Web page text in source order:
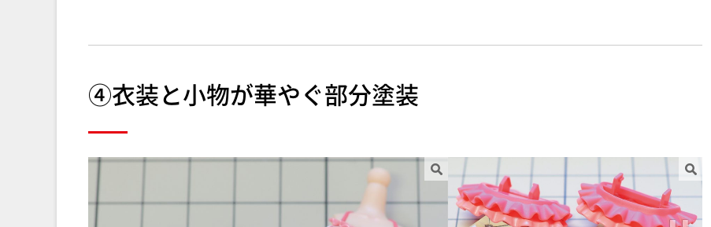
④衣装と小物が華やぐ部分塗装